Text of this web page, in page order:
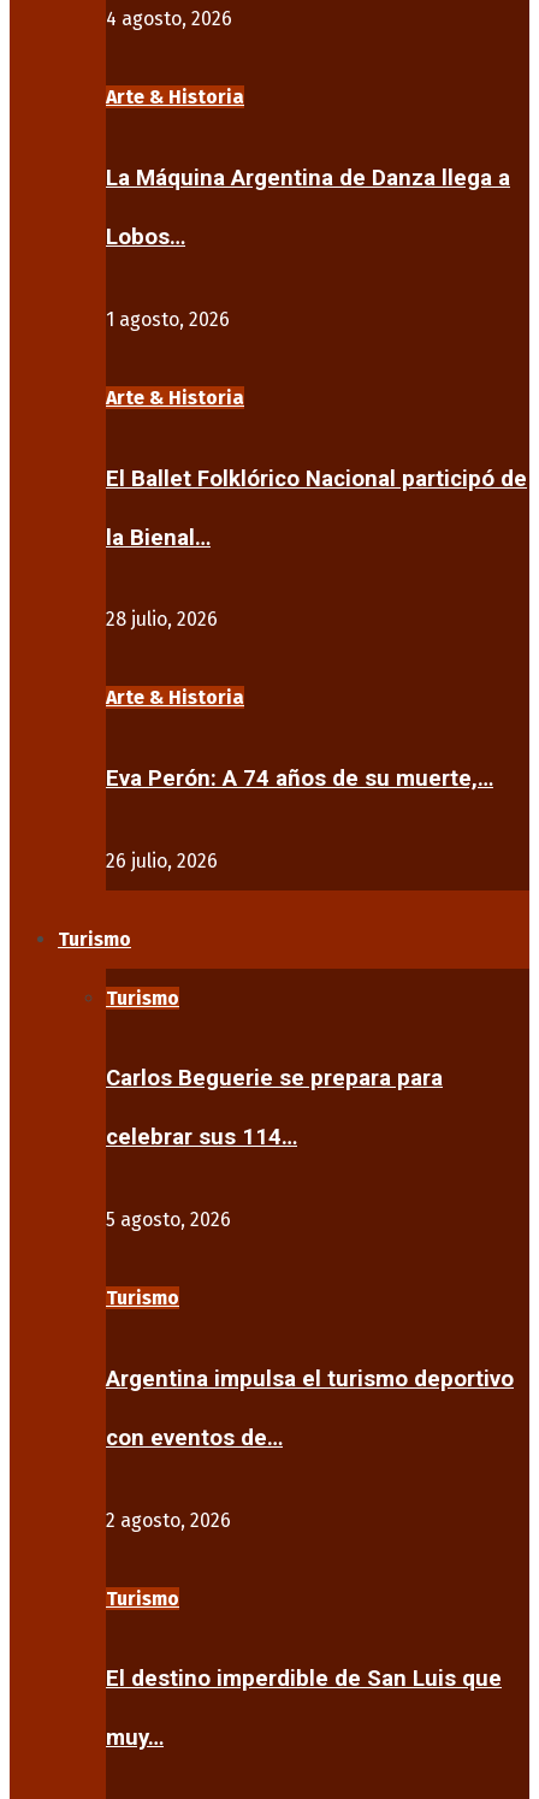
4 agosto, 2026
Arte & Historia
La Máquina Argentina de Danza llega a
Lobos…
1 agosto, 2026
Arte & Historia
El Ballet Folklórico Nacional participó de
la Bienal…
28 julio, 2026
Arte & Historia
Eva Perón: A 74 años de su muerte,…
26 julio, 2026
Turismo
Turismo
Carlos Beguerie se prepara para
celebrar sus 114…
5 agosto, 2026
Turismo
Argentina impulsa el turismo deportivo
con eventos de…
2 agosto, 2026
Turismo
El destino imperdible de San Luis que
muy…